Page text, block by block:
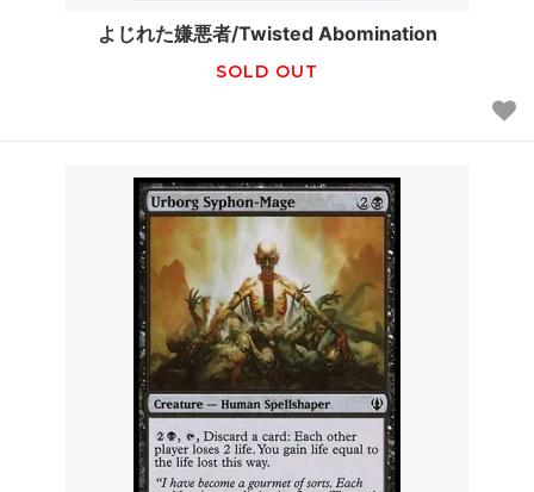
よじれた嫌悪者/Twisted Abomination
SOLD OUT